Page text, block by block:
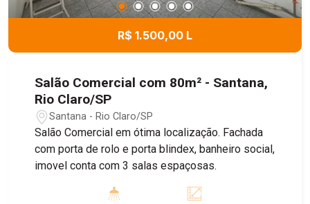
R$ 1.500,00 L
Salão Comercial com 80m² - Santana,
Rio Claro/SP
Santana - Rio Claro/SP
Salão Comercial em ótima localização. Fachada
com porta de rolo e porta blindex, banheiro social,
imovel conta com 3 salas espaçosas.